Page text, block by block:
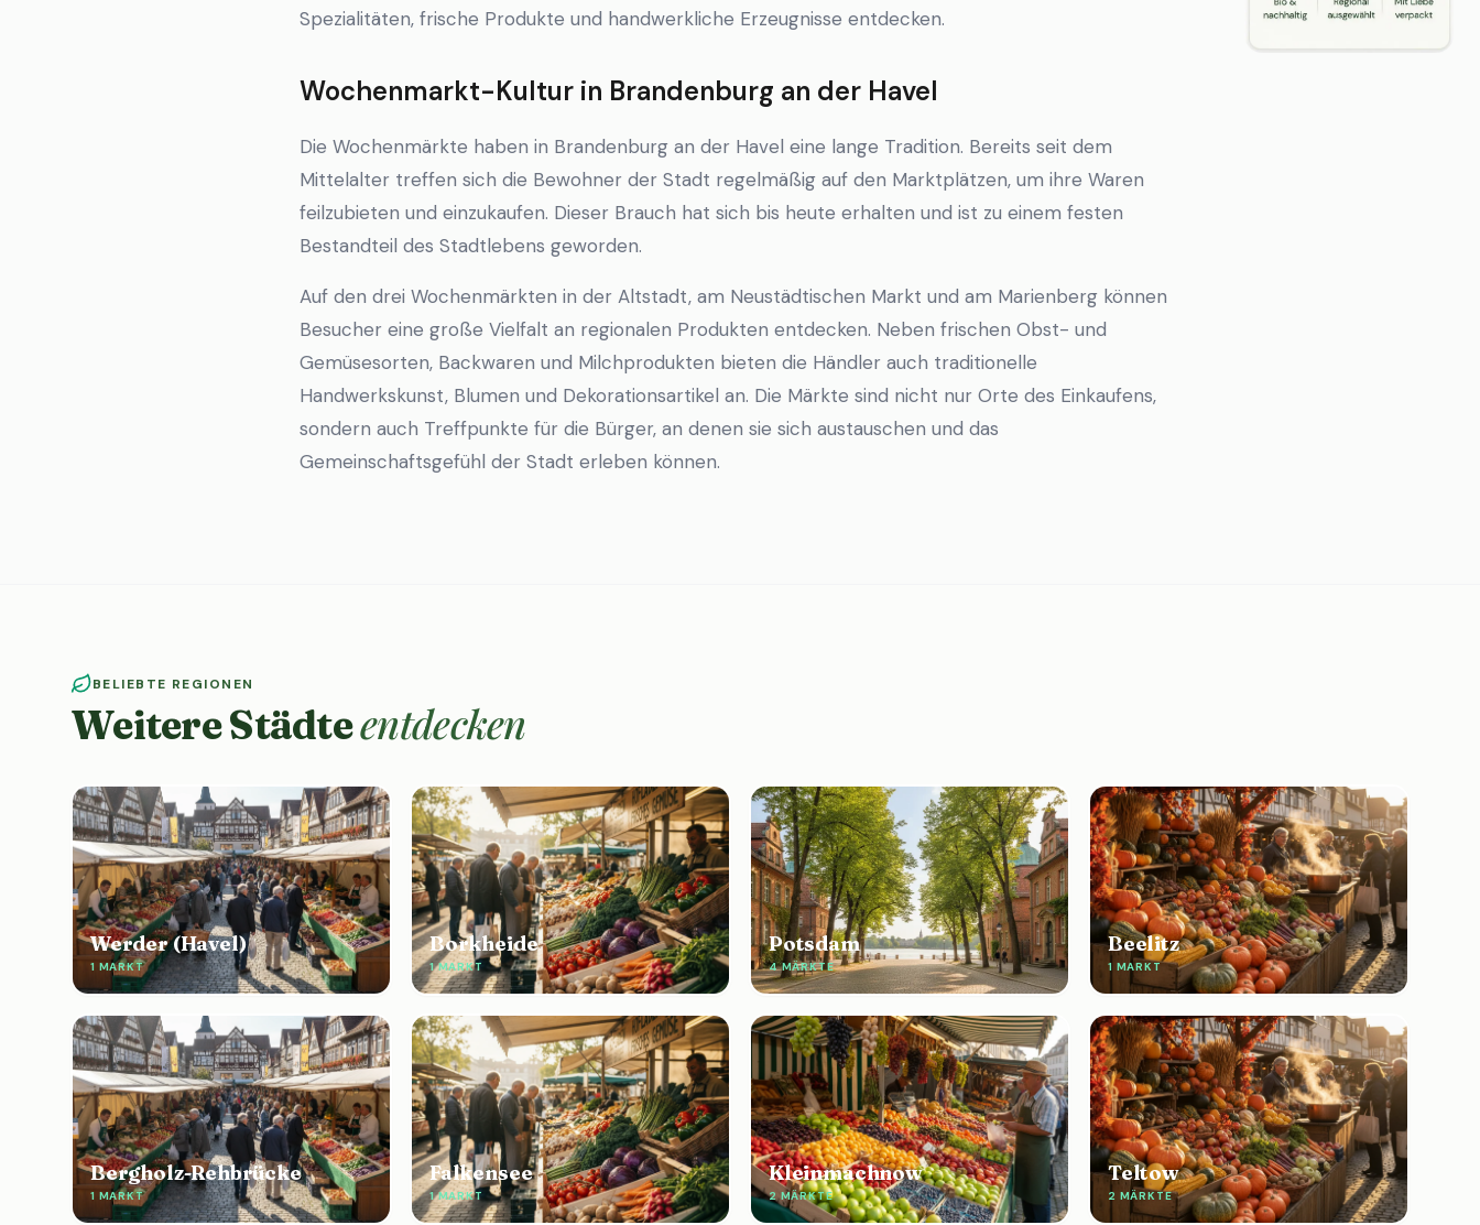
Spezialitäten, frische Produkte und handwerkliche Erzeugnisse entdecken.
Wochenmarkt-Kultur in Brandenburg an der Havel
Die Wochenmärkte haben in Brandenburg an der Havel eine lange Tradition. Bereits seit dem
Mittelalter treffen sich die Bewohner der Stadt regelmäßig auf den Marktplätzen, um ihre Waren
feilzubieten und einzukaufen. Dieser Brauch hat sich bis heute erhalten und ist zu einem festen
Bestandteil des Stadtlebens geworden.
Auf den drei Wochenmärkten in der Altstadt, am Neustädtischen Markt und am Marienberg können
Besucher eine große Vielfalt an regionalen Produkten entdecken. Neben frischen Obst- und
Gemüsesorten, Backwaren und Milchprodukten bieten die Händler auch traditionelle
Handwerkskunst, Blumen und Dekorationsartikel an. Die Märkte sind nicht nur Orte des Einkaufens,
sondern auch Treffpunkte für die Bürger, an denen sie sich austauschen und das
Gemeinschaftsgefühl der Stadt erleben können.
BELIEBTE REGIONEN
Weitere Städteentdecken
Werder (Havel)
1 MARKT
Borkheide
1 MARKT
Potsdam
4 MÄRKTE
Beelitz
1 MARKT
Bergholz-Rehbrücke
1 MARKT
Falkensee
1 MARKT
Kleinmachnow
2 MÄRKTE
Teltow
2 MÄRKTE